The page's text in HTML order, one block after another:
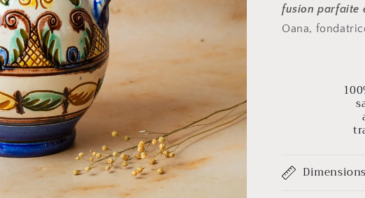
fusion parfaite
Oana,
Dimensions